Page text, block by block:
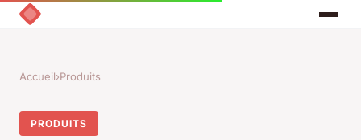
Accueil›Produits
PRODUITS